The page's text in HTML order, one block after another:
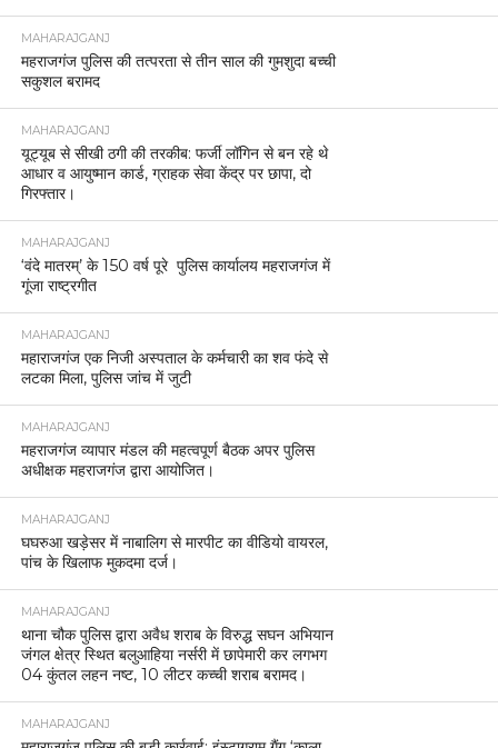
MAHARAJGANJ
महराजगंज पुलिस की तत्परता से तीन साल की गुमशुदा बच्ची
सकुशल बरामद
MAHARAJGANJ
यूट्यूब से सीखी ठगी की तरकीब: फर्जी लॉगिन से बन रहे थे
आधार व आयुष्मान कार्ड, ग्राहक सेवा केंद्र पर छापा, दो
गिरफ्तार।
MAHARAJGANJ
‘वंदे मातरम्’ के 150 वर्ष पूरे पुलिस कार्यालय महराजगंज में
गूंजा राष्ट्रगीत
MAHARAJGANJ
महाराजगंज एक निजी अस्पताल के कर्मचारी का शव फंदे से
लटका मिला, पुलिस जांच में जुटी
MAHARAJGANJ
महराजगंज व्यापार मंडल की महत्वपूर्ण बैठक अपर पुलिस
अधीक्षक महराजगंज द्वारा आयोजित।
MAHARAJGANJ
घघरुआ खड़ेसर में नाबालिग से मारपीट का वीडियो वायरल,
पांच के खिलाफ मुकदमा दर्ज।
MAHARAJGANJ
थाना चौक पुलिस द्वारा अवैध शराब के विरुद्ध सघन अभियान
जंगल क्षेत्र स्थित बलुआहिया नर्सरी में छापेमारी कर लगभग
04 कुंतल लहन नष्ट, 10 लीटर कच्ची शराब बरामद।
MAHARAJGANJ